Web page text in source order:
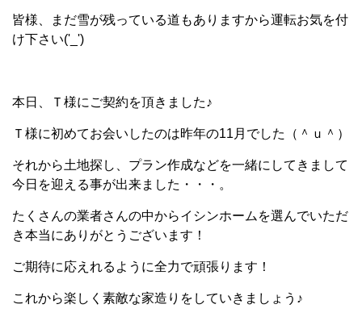
皆様、まだ雪が残っている道もありますから運転お気を付
け下さい('_')
本日、Ｔ様にご契約を頂きました♪
Ｔ様に初めてお会いしたのは昨年の11月でした（＾ｕ＾）
それから土地探し、プラン作成などを一緒にしてきまして
今日を迎える事が出来ました・・・。
たくさんの業者さんの中からイシンホームを選んでいただ
き本当にありがとうございます！
ご期待に応えれるように全力で頑張ります！
これから楽しく素敵な家造りをしていきましょう♪